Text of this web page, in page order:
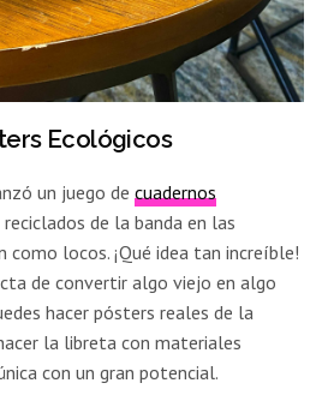
Ecológicos
un juego decuadernos
de la banda en las
como locos. ¡Qué idea tan increíble!
de convertir algo viejo en algo
hacer pósters reales de la
la libreta con materiales
con un gran potencial.